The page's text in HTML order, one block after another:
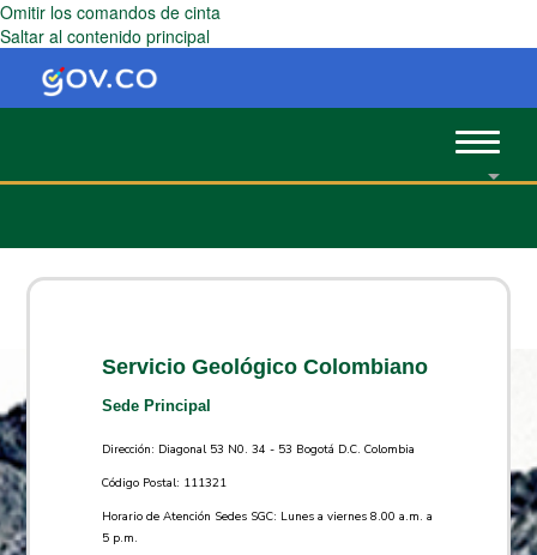
Omitir los comandos de cinta
Saltar al contenido principal
Toggle
Servicio Geológico Colombiano
Sede Principal
Dirección: Diagonal 53 N0. 34 - 53 Bogotá D.C. Colombia
Código Postal: 111321
Horario de Atención Sedes SGC: Lunes a viernes 8.00 a.m. a
5 p.m.